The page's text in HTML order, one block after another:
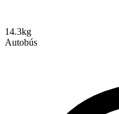
14.3kg
Autobús